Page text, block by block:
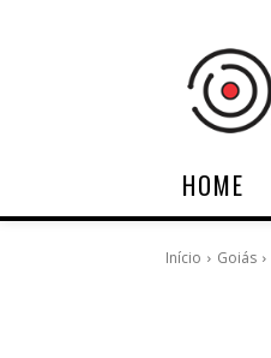
HOME
Início Goiás